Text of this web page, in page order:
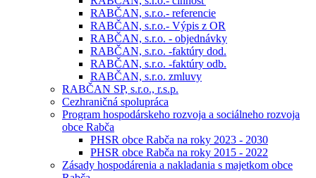
RABČAN, s.r.o.- referencie
RABČAN, s.r.o.- Výpis z OR
RABČAN, s.r.o. - objednávky
RABČAN, s.r.o. -faktúry dod.
RABČAN, s.r.o. -faktúry odb.
RABČAN, s.r.o. zmluvy
RABČAN SP, s.r.o., r.s.p.
Cezhraničná spolupráca
Program hospodárskeho rozvoja a sociálneho rozvoja
obce Rabča
PHSR obce Rabča na roky 2023 - 2030
PHSR obce Rabča na roky 2015 - 2022
Zásady hospodárenia a nakladania s majetkom obce